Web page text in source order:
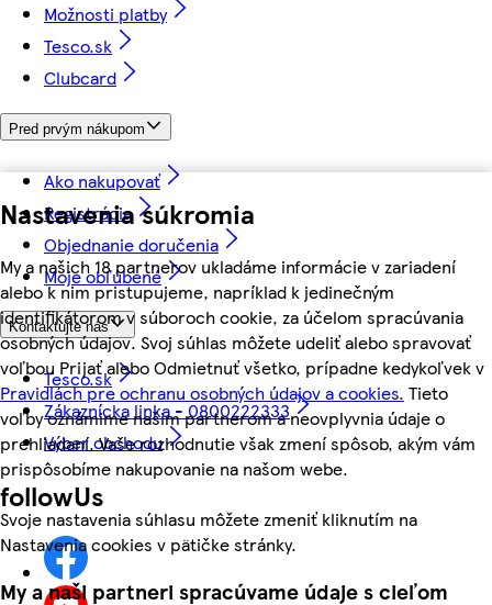
Nastavenia súkromia
My a našich 18 partnerov ukladáme informácie v zariadení
alebo k nim pristupujeme, napríklad k jedinečným
identifikátorom v súboroch cookie, za účelom spracúvania
osobných údajov. Svoj súhlas môžete udeliť alebo spravovať
voľbou Prijať alebo Odmietnuť všetko, prípadne kedykoľvek v
Pravidlách pre ochranu osobných údajov a cookies. Tieto
voľby oznámime našim partnerom a neovplyvnia údaje o
prehliadaní. Vaše rozhodnutie však zmení spôsob, akým vám
prispôsobíme nakupovanie na našom webe.
Svoje nastavenia súhlasu môžete zmeniť kliknutím na
Nastavenia cookies v pätičke stránky.
My a naši partneri spracúvame údaje s cieľom
Možnosti platby
Tesco.sk
Clubcard
Pred prvým nákupom
Ako nakupovať
Registrácia
Objednanie doručenia
Moje obľúbené
Kontaktujte nás
Tesco.sk
Zákaznícka linka - 0800222333
Výber obchodu
followUs